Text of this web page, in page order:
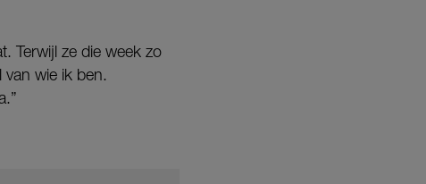
Terwijl ze die week zo
van wie ik ben.